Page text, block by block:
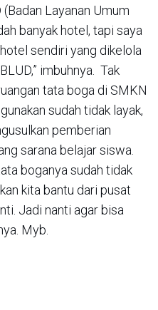
Layanan Umum
banyak hotel, tapi saya
sendiri yang dikelola
imbuhnya. Tak
tata boga di SMKN
sudah tidak layak,
pemberian
sarana belajar siswa.
boganya sudah tidak
kita bantu dari pusat
Jadi nanti agar bisa
Myb.